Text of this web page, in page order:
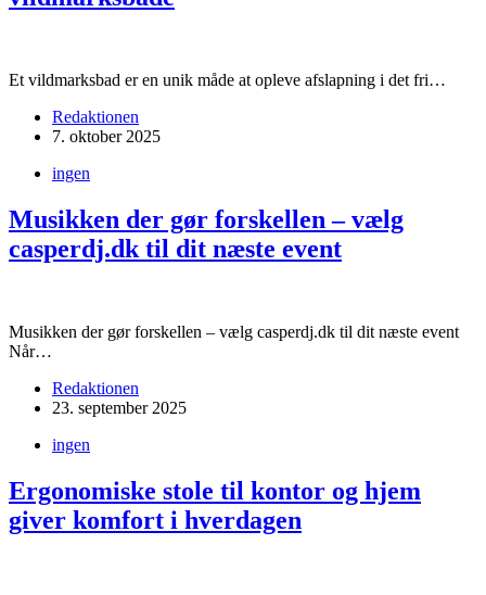
Et vildmarksbad er en unik måde at opleve afslapning i det fri…
Redaktionen
7. oktober 2025
ingen
Musikken der gør forskellen – vælg
casperdj.dk til dit næste event
Musikken der gør forskellen – vælg ​casperdj.dk til dit næste event
Når…
Redaktionen
23. september 2025
ingen
Ergonomiske stole til kontor og hjem
giver komfort i hverdagen